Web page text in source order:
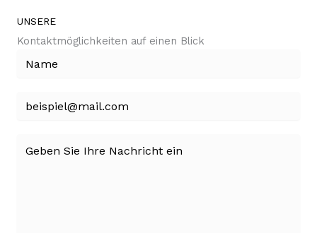
UNSERE
Kontaktmöglichkeiten auf einen Blick